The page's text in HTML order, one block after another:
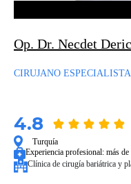
Op. Dr. Necdet
CIRUJANO
4.8
Turquía
Experiencia profesional: más
Clínica de cirugía bariátrica y